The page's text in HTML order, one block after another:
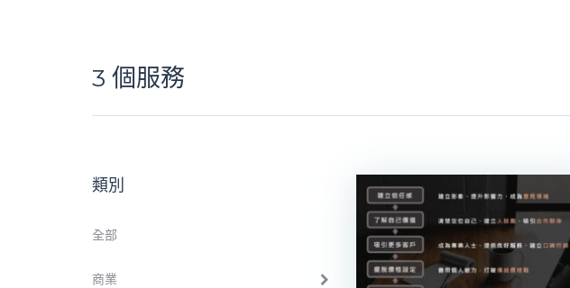
3 個服務
類別
全部
商業